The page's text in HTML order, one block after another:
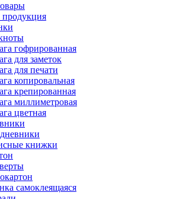
гофрированная
для заметок
для печати
копировальная
крепированная
миллиметровая
цветная
книжки
самоклеящаяся